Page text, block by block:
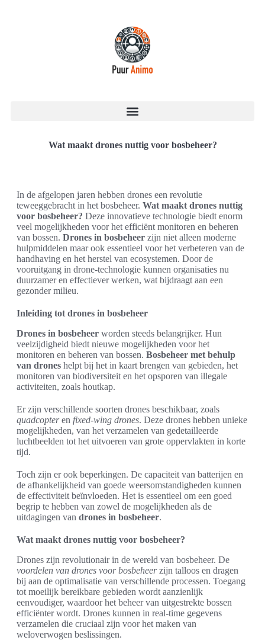
Wat maakt drones nuttig voor bosbeheer?
In de afgelopen jaren hebben drones een revolutie
teweeggebracht in het bosbeheer. Wat maakt drones nuttig
voor bosbeheer? Deze innovatieve technologie biedt enorm
veel mogelijkheden voor het efficiënt monitoren en beheren
van bossen. Drones in bosbeheer zijn niet alleen moderne
hulpmiddelen maar ook essentieel voor het verbeteren van de
handhaving en het herstel van ecosystemen. Door de
vooruitgang in drone-technologie kunnen organisaties nu
duurzamer en effectiever werken, wat bijdraagt aan een
gezonder milieu.
Inleiding tot drones in bosbeheer
Drones in bosbeheer worden steeds belangrijker. Hun
veelzijdigheid biedt nieuwe mogelijkheden voor het
monitoren en beheren van bossen. Bosbeheer met behulp
van drones helpt bij het in kaart brengen van gebieden, het
monitoren van biodiversiteit en het opsporen van illegale
activiteiten, zoals houtkap.
Er zijn verschillende soorten drones beschikbaar, zoals
quadcopteren fixed-wing drones. Deze drones hebben unieke
mogelijkheden, van het verzamelen van gedetailleerde
luchtbeelden tot het uitvoeren van grote oppervlakten in korte
tijd.
Toch zijn er ook beperkingen. De capaciteit van batterijen en
de afhankelijkheid van goede weersomstandigheden kunnen
de effectiviteit beïnvloeden. Het is essentieel om een goed
begrip te hebben van zowel de mogelijkheden als de
uitdagingen van drones in bosbeheer.
Wat maakt drones nuttig voor bosbeheer?
Drones zijn revolutionair in de wereld van bosbeheer. De
voordelen van drones voor bosbeheerzijn talloos en dragen
bij aan de optimalisatie van verschillende processen. Toegang
tot moeilijk bereikbare gebieden wordt aanzienlijk
eenvoudiger, waardoor het beheer van uitgestrekte bossen
efficiënter wordt. Drones kunnen in real-time gegevens
verzamelen die cruciaal zijn voor het maken van
weloverwogen beslissingen.